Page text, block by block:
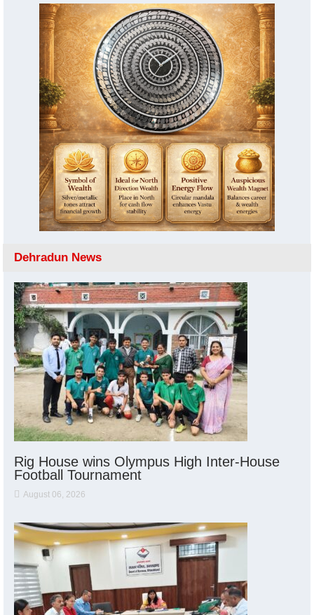
Dehradun News
Rig House wins Olympus High Inter-House
Football Tournament
August 06, 2026